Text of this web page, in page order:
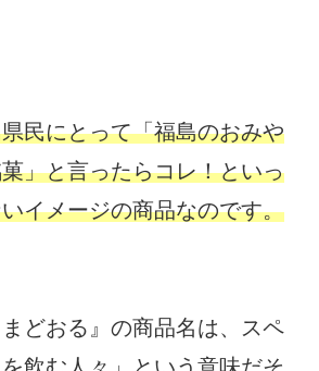
民にとって「福島のおみや
」と言ったらコレ！といっ
イメージの商品なのです。
どおる』の商品名は、スペ